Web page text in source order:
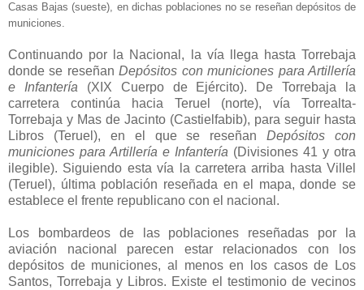
Casas Bajas (sueste), en dichas poblaciones no se reseñan depósitos de
municiones.
Continuando por la Nacional, la vía llega hasta Torrebaja
donde se reseñanDepósitos con municiones para Artillería
e Infantería (XIX Cuerpo de Ejército). De Torrebaja la
carretera continúa hacia Teruel (norte), vía Torrealta-
Torrebaja y Mas de Jacinto (Castielfabib), para seguir hasta
Libros (Teruel), en el que se reseñanDepósitos con
municiones para Artillería e Infantería (Divisiones 41 y otra
ilegible). Siguiendo esta vía la carretera arriba hasta Villel
(Teruel), última población reseñada en el mapa, donde se
establece el frente republicano con el nacional.
Los bombardeos de las poblaciones reseñadas por la
aviación nacional parecen estar relacionados con los
depósitos de municiones, al menos en los casos de Los
Santos, Torrebaja y Libros. Existe el testimonio de vecinos